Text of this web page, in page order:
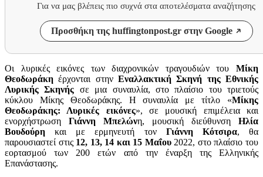
Για να μας βλέπεις πιο συχνά στα αποτελέσματα αναζήτησης
Προσθήκη της huffingtonpost.gr στην Google
Οι λυρικές εικόνες των διαχρονικών τραγουδιών του Μίκη
Θεοδωράκη έρχονται στην Εναλλακτική Σκηνή της Εθνικής
Λυρικής Σκηνής σε μια συναυλία, στο πλαίσιο του τριετούς
κύκλου Μίκης Θεοδωράκης. Η συναυλία με τίτλο «Μίκης
Θεοδωράκης: Λυρικές εικόνες», σε μουσική επιμέλεια και
ενορχήστρωση Γιάννη Μπελώνη, μουσική διεύθυνση Ηλία
Βουδούρη και με ερμηνευτή τον Γιάννη Κότσιρα, θα
παρουσιαστεί στις 12, 13, 14 και 15 Μαΐου2022, στο πλαίσιο του
εορτασμού των 200 ετών από την έναρξη της Ελληνικής
Επανάστασης.